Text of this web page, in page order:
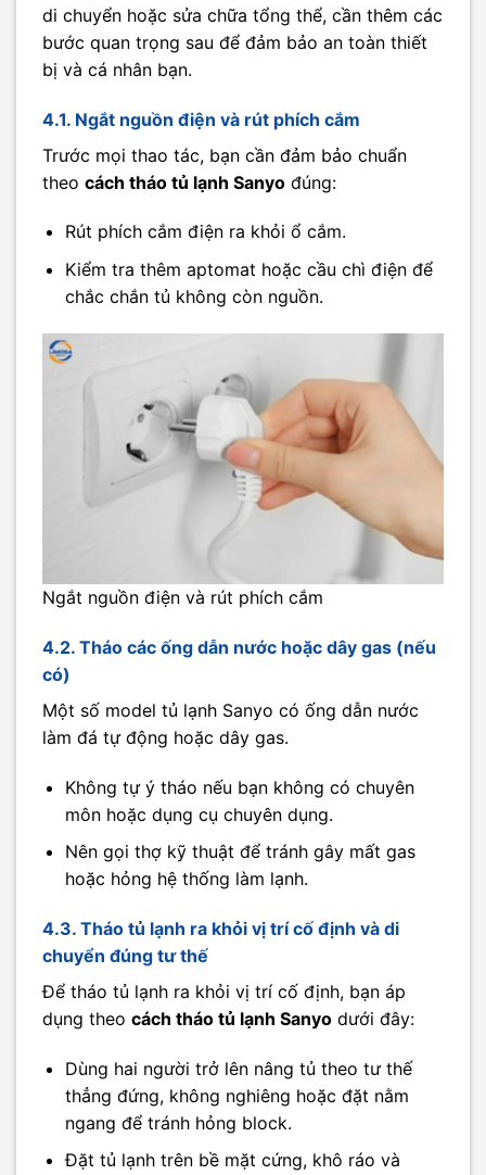
di chuyển hoặc sửa chữa tổng thể, cần thêm các
bước quan trọng sau để đảm bảo an toàn thiết
bị và cá nhân bạn.
4.1. Ngắt nguồn điện và rút phích cắm
Trước mọi thao tác, bạn cần đảm bảo chuẩn
theo cách tháo tủ lạnh Sanyo đúng:
Rút phích cắm điện ra khỏi ổ cắm.
Kiểm tra thêm aptomat hoặc cầu chì điện để
chắc chắn tủ không còn nguồn.
Ngắt nguồn điện và rút phích cắm
4.2. Tháo các ống dẫn nước hoặc dây gas (nếu
có)
Một số model tủ lạnh Sanyo có ống dẫn nước
làm đá tự động hoặc dây gas.
Không tự ý tháo nếu bạn không có chuyên
môn hoặc dụng cụ chuyên dụng.
Nên gọi thợ kỹ thuật để tránh gây mất gas
hoặc hỏng hệ thống làm lạnh.
4.3. Tháo tủ lạnh ra khỏi vị trí cố định và di
chuyển đúng tư thế
Để tháo tủ lạnh ra khỏi vị trí cố định, bạn áp
dụng theo cách tháo tủ lạnh Sanyo dưới đây:
Dùng hai người trở lên nâng tủ theo tư thế
thẳng đứng, không nghiêng hoặc đặt nằm
ngang để tránh hỏng block.
Đặt tủ lạnh trên bề mặt cứng, khô ráo và